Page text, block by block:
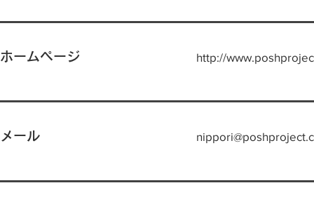
ホームページ http://
メール